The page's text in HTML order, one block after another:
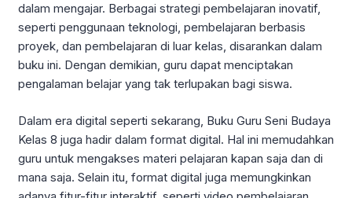
dalam mengajar. Berbagai strategi pembelajaran inovatif,
seperti penggunaan teknologi, pembelajaran berbasis
proyek, dan pembelajaran di luar kelas, disarankan dalam
buku ini. Dengan demikian, guru dapat menciptakan
pengalaman belajar yang tak terlupakan bagi siswa.
Dalam era digital seperti sekarang, Buku Guru Seni Budaya
Kelas 8 juga hadir dalam format digital. Hal ini memudahkan
guru untuk mengakses materi pelajaran kapan saja dan di
mana saja. Selain itu, format digital juga memungkinkan